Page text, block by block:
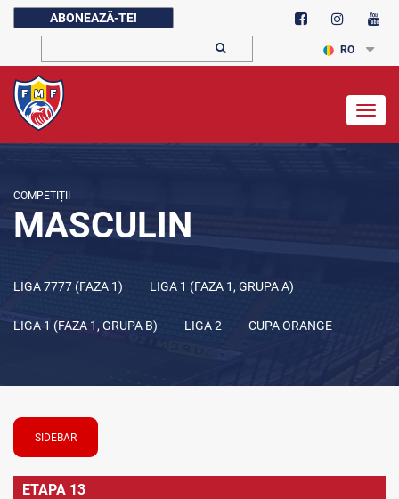
ABONEAZĂ-TE!
RO
COMPETIȚII
MASCULIN
LIGA 7777 (FAZA 1) LIGA 1 (FAZA 1, GRUPA A)
LIGA 1 (FAZA 1, GRUPA B) LIGA 2 CUPA ORANGE
SIDEBAR
ETAPA 13